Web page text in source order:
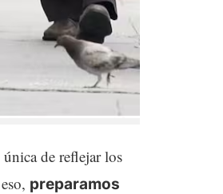
de reflejar los
preparamos